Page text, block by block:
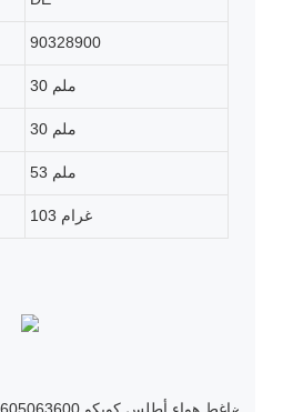
90328900
30 ملم
30 ملم
53 ملم
103 غرام